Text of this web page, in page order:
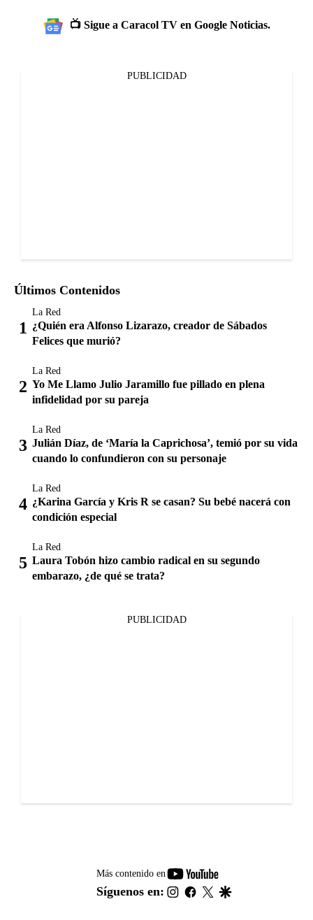
📺 Sigue a Caracol TV en Google Noticias.
PUBLICIDAD
Últimos Contenidos
La Red
¿Quién era Alfonso Lizarazo, creador de Sábados
Felices que murió?
La Red
Yo Me Llamo Julio Jaramillo fue pillado en plena
infidelidad por su pareja
La Red
Julián Díaz, de ‘María la Caprichosa’, temió por su vida
cuando lo confundieron con su personaje
La Red
¿Karina García y Kris R se casan? Su bebé nacerá con
condición especial
La Red
Laura Tobón hizo cambio radical en su segundo
embarazo, ¿de qué se trata?
PUBLICIDAD
Más contenido en
youtube-
footer
Síguenos en: instagram
facebook
twitter